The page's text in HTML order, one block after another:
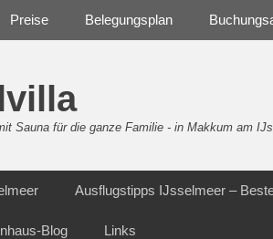
Preise Belegungsplan
Sauna für die ganze Familie - in Makkum am
Ausflugstipps IJsselmeer –
Blog Links